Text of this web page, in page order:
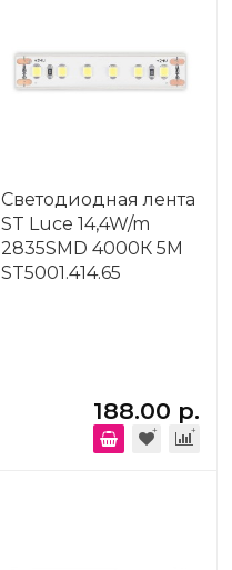
Светодиодная лента
ST Luce 14,4W/m
2835SMD 4000К 5M
ST5001.414.65
188.00 р.